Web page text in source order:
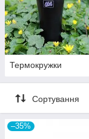
Термокружки
Сортування
–35%